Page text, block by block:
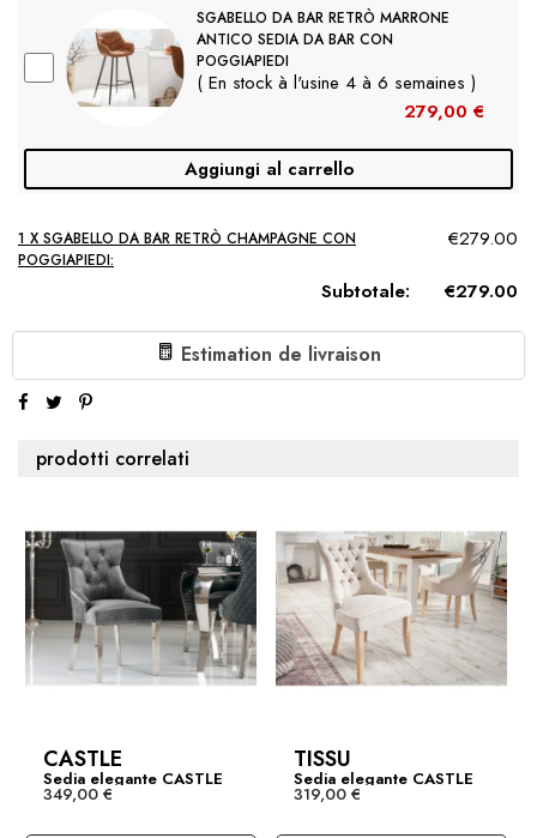
SGABELLO DA BAR RETRÒ MARRONE
ANTICO SEDIA DA BAR CON
POGGIAPIEDI
( En stock à l'usine 4 à 6 semaines )
279,00 €
Aggiungi al carrello
1 X SGABELLO DA BAR RETRÒ CHAMPAGNE CON
POGGIAPIEDI:
€279.00
Subtotale:
€279.00
Estimation de livraison
prodotti correlati
CASTLE
Sedia elegante CASTLE
in...
349,00 €
TISSU
Sedia elegante CASTLE
in...
319,00 €